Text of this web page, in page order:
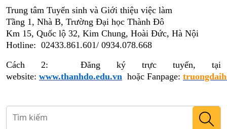
Trung tâm Tuyển sinh và Giới thiệu việc làm
Tầng 1, Nhà B, Trường Đại học Thành Đô
Km 15, Quốc lộ 32, Kim Chung, Hoài Đức, Hà Nội
Hotline: 02433.861.601/ 0934.078.668
Cách 2: Đăng ký trực tuyến, tại
website: www.thanhdo.edu.vn hoặc Fanpage: